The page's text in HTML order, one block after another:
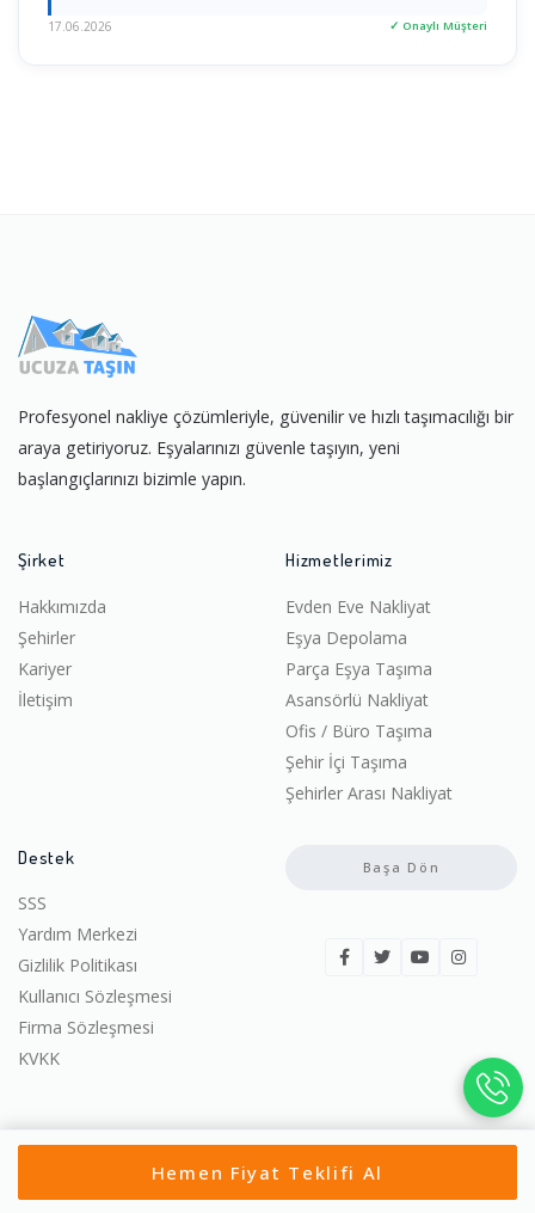
17.06.2026 ✓ Onaylı Müşteri
Hemen Fiyat Teklifi Al
Profesyonel nakliye çözümleriyle, güvenilir ve hızlı taşımacılığı bir
araya getiriyoruz. Eşyalarınızı güvenle taşıyın, yeni
başlangıçlarınızı bizimle yapın.
Şirket
Hakkımızda
Şehirler
Kariyer
İletişim
Hizmetlerimiz
Evden Eve Nakliyat
Eşya Depolama
Parça Eşya Taşıma
Asansörlü Nakliyat
Ofis / Büro Taşıma
Şehir İçi Taşıma
Şehirler Arası Nakliyat
Destek
SSS
Yardım Merkezi
Gizlilik Politikası
Kullanıcı Sözleşmesi
Firma Sözleşmesi
KVKK
Başa Dön
© 2022-2026 Ucuza Taşın. | Tüm hakları saklıdır.